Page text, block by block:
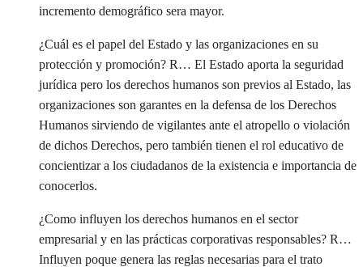
incremento demográfico sera mayor.
¿Cuál es el papel del Estado y las organizaciones en su
protección y promoción? R… El Estado aporta la seguridad
jurídica pero los derechos humanos son previos al Estado, las
organizaciones son garantes en la defensa de los Derechos
Humanos sirviendo de vigilantes ante el atropello o violación
de dichos Derechos, pero también tienen el rol educativo de
concientizar a los ciudadanos de la existencia e importancia de
conocerlos.
¿Como influyen los derechos humanos en el sector
empresarial y en las prácticas corporativas responsables? R…
Influyen poque genera las reglas necesarias para el trato